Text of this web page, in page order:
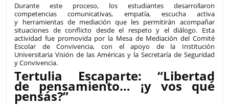
Durante este proceso, los estudiantes desarrollaron
competencias comunicativas, empatía, escucha activa
y herramientas de mediación que les permitirán acompañar
situaciones de conflicto desde el respeto y el diálogo. Esta
actividad fue promovida por la Mesa de Mediación del Comité
Escolar de Convivencia, con el apoyo de la Institución
Universitaria Visión de las Américas y la Secretaría de Seguridad
y Convivencia.
Tertulia Escaparte: “Libertad
de pensamiento… ¡y vos qué
pensás?”